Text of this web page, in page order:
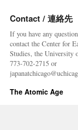
Contact / 連絡先
If you have any
contact the Center for
Studies, the University
773-702-2715 or
The Atomic Age